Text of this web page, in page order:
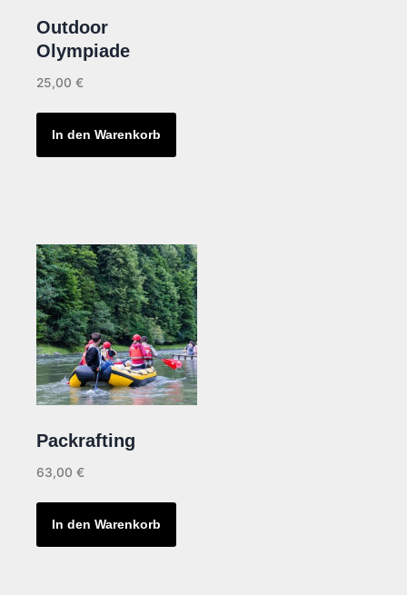
Outdoor
Olympiade
25,00 €
In den Warenkorb
Packrafting
63,00 €
In den Warenkorb